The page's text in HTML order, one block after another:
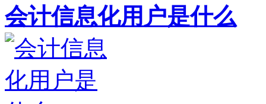
会计信息化用户是什么